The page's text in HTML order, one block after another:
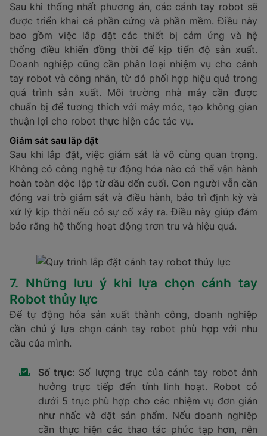
Sau khi thống nhất phương án, các cánh tay robot sẽ
được triển khai cả phần cứng và phần mềm. Điều này
bao gồm việc lắp đặt các thiết bị cảm ứng và hệ
thống điều khiển đồng thời để kịp tiến độ sản xuất.
Doanh nghiệp cũng cần phân loại nhiệm vụ cho cánh
tay robot và công nhân, từ đó phối hợp hiệu quả trong
quá trình sản xuất. Môi trường nhà máy cần được
chuẩn bị để tương thích với máy móc, tạo không gian
thuận lợi cho robot thực hiện các tác vụ.
Giám sát sau lắp đặt
Sau khi lắp đặt, việc giám sát là vô cùng quan trọng.
Không có công nghệ tự động hóa nào có thể vận hành
hoàn toàn độc lập từ đầu đến cuối. Con người vẫn cần
đóng vai trò giám sát và điều hành, bảo trì định kỳ và
xử lý kịp thời nếu có sự cố xảy ra. Điều này giúp đảm
bảo rằng hệ thống hoạt động trơn tru và hiệu quả.
7. Những lưu ý khi lựa chọn cánh tay
Robot thủy lực
Để tự động hóa sản xuất thành công, doanh nghiệp
cần chú ý lựa chọn cánh tay robot phù hợp với nhu
cầu của mình.
Số trục: Số lượng trục của cánh tay robot ảnh
hưởng trực tiếp đến tính linh hoạt. Robot có
dưới 5 trục phù hợp cho các nhiệm vụ đơn giản
như nhấc và đặt sản phẩm. Nếu doanh nghiệp
cần thực hiện các thao tác phức tạp hơn, nên